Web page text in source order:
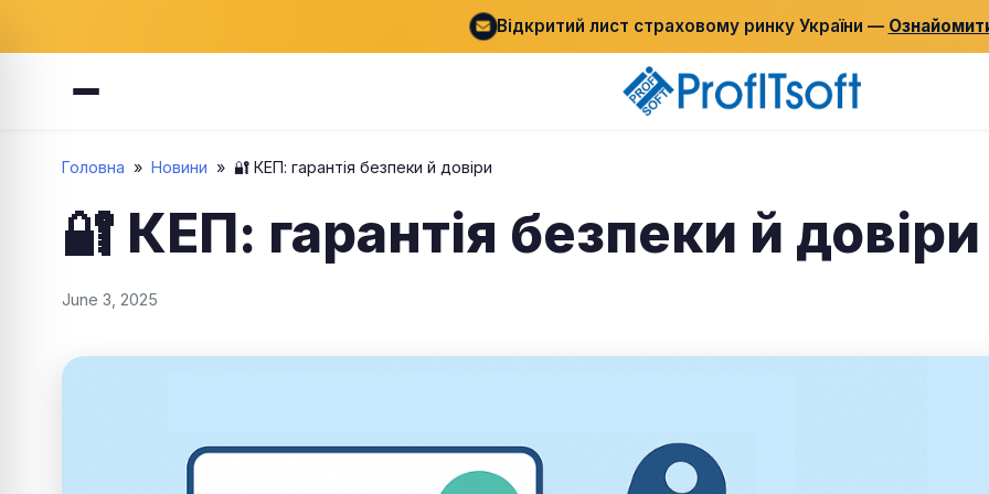
Відкритий лист страховому ринку України —
Головна » Новини » 🔐 КЕП: гарантія безпеки й довіри
🔐 КЕП: гарантія безпеки й довіри
June 3, 2025